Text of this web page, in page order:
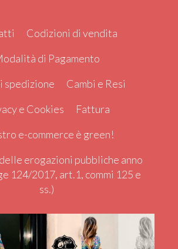
Codizioni di vendita
di Pagamento
spedizione
Cambi e Resi
e Cookies
Fattura
e-commerce è green!
erogazioni pubbliche anno
124/2017, art.1, commi 125 e
ss.)